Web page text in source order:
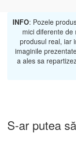
INFO: Pozele
mici diferente
produsul real, iar
imaginile
a ales sa
S-ar putea